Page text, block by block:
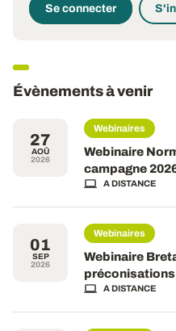
Se connecter
Évènements à venir
27
AOÛ
2026
Webinaires
Webinaire
campagne
A DISTANCE
01
SEP
2026
Webinaires
Webinaire
A DISTANCE